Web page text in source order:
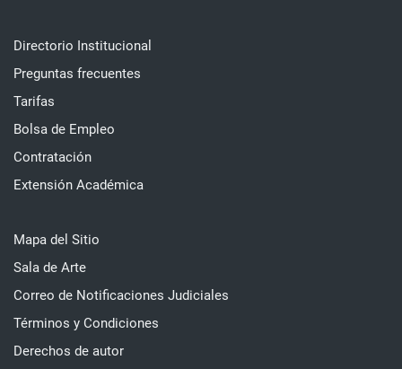
Directorio Institucional
Preguntas frecuentes
Tarifas
Bolsa de Empleo
Contratación
Extensión Académica
Mapa del Sitio
Sala de Arte
Correo de Notificaciones Judiciales
Términos y Condiciones
Derechos de autor